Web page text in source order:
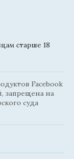
старше 18
Facebook
запрещена на
суда